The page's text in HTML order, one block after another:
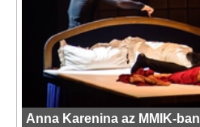
Anna Karenina az MMIK-ban